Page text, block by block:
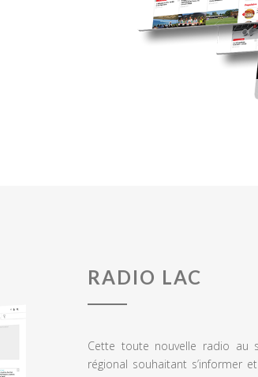
RADIO LAC
Cette toute nouvelle radio au
régional souhaitant s’informer